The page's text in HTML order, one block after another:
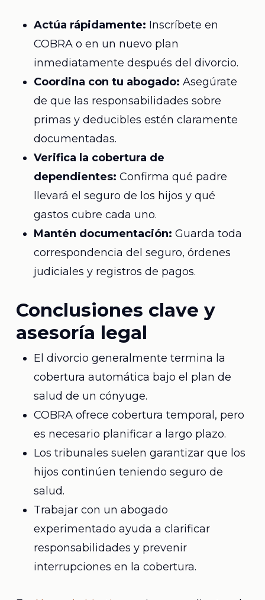
Actúa rápidamente: Inscríbete en
COBRA o en un nuevo plan
inmediatamente después del divorcio.
Coordina con tu abogado: Asegúrate
de que las responsabilidades sobre
primas y deducibles estén claramente
documentadas.
Verifica la cobertura de
dependientes: Confirma qué padre
llevará el seguro de los hijos y qué
gastos cubre cada uno.
Mantén documentación: Guarda toda
correspondencia del seguro, órdenes
judiciales y registros de pagos.
Conclusiones clave y
asesoría legal
El divorcio generalmente termina la
cobertura automática bajo el plan de
salud de un cónyuge.
COBRA ofrece cobertura temporal, pero
es necesario planificar a largo plazo.
Los tribunales suelen garantizar que los
hijos continúen teniendo seguro de
salud.
Trabajar con un abogado
experimentado ayuda a clarificar
responsabilidades y prevenir
interrupciones en la cobertura.